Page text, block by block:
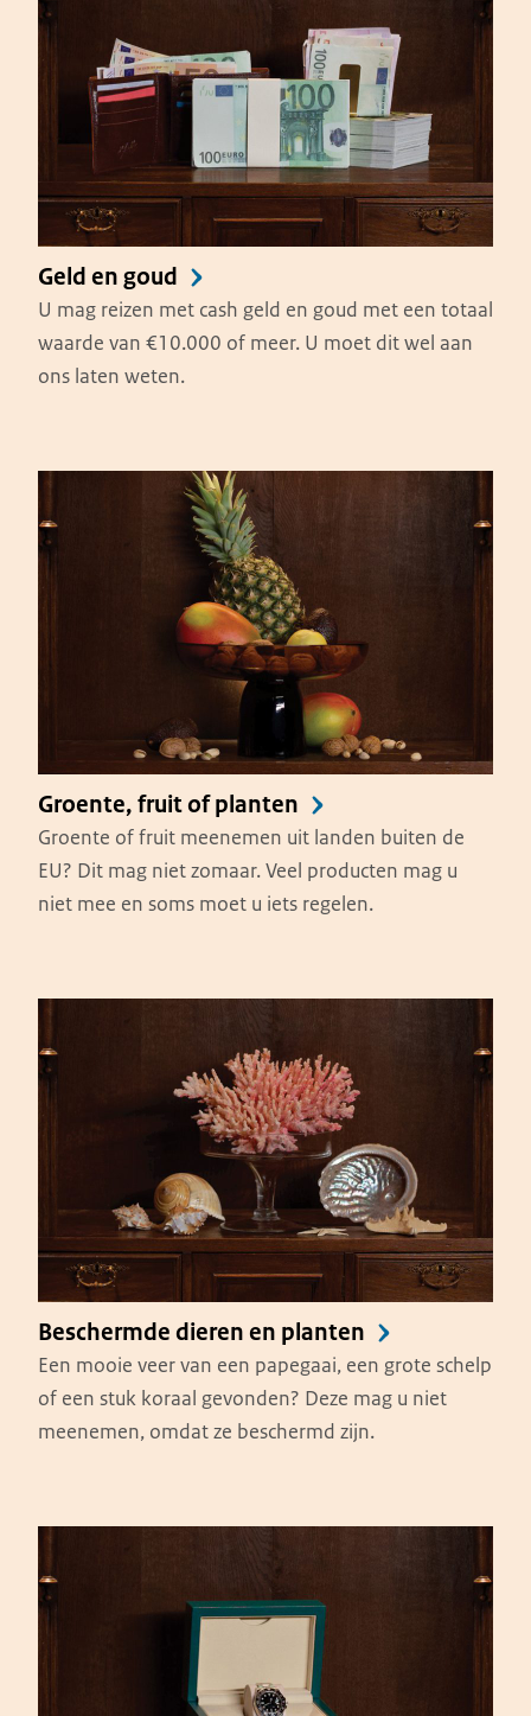
Geld en goud
U mag reizen met cash geld en goud met een totaal
waarde van €10.000 of meer. U moet dit wel aan
ons laten weten.
Groente, fruit of planten
Groente of fruit meenemen uit landen buiten de
EU? Dit mag niet zomaar. Veel producten mag u
niet mee en soms moet u iets regelen.
Beschermde dieren en planten
Een mooie veer van een papegaai, een grote schelp
of een stuk koraal gevonden? Deze mag u niet
meenemen, omdat ze beschermd zijn.